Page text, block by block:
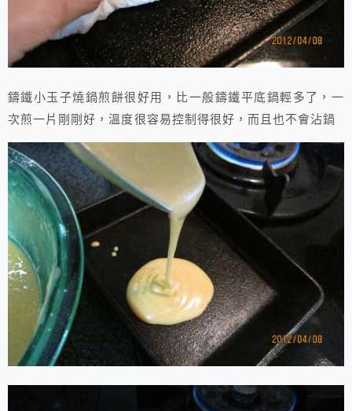
鑄鐵小玉子燒鍋煎餅很好用，比一般鑄鐵平底鍋輕多了，一
次煎一片剛剛好，溫度很容易控制得很好，而且也不會沾鍋